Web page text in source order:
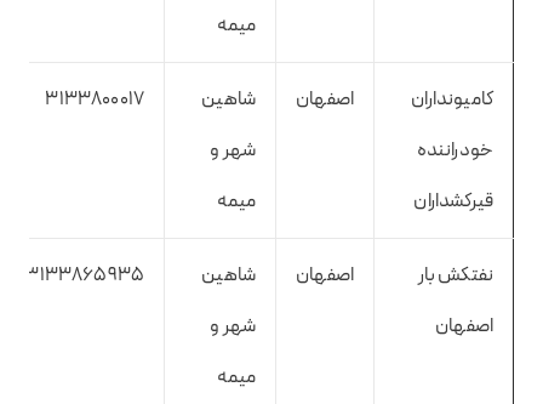
میمه
کامیونداران
خودراننده
قیرکشداران
اصفهان
شاهین
شهر و
میمه
3133800017
نفتکش بار
اصفهان
اصفهان
شاهین
شهر و
میمه
3133865935